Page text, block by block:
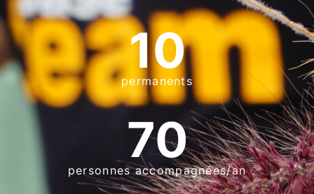
permanents
10
personnes accompagnées/an
70